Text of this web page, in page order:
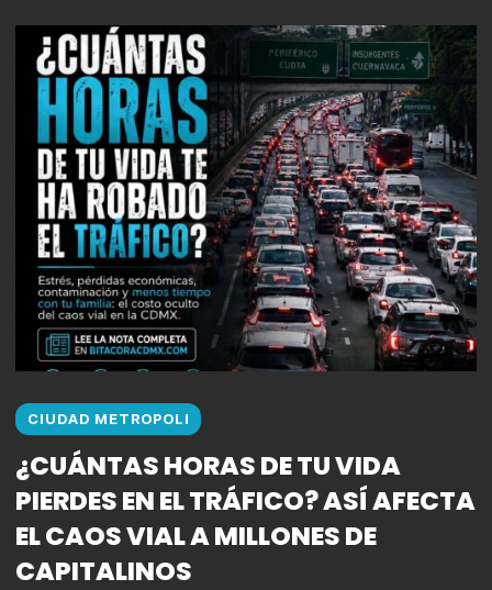
CIUDAD METROPOLI
¿CUÁNTAS HORAS DE TU VIDA
PIERDES EN EL TRÁFICO? ASÍ AFECTA
EL CAOS VIAL A MILLONES DE
CAPITALINOS